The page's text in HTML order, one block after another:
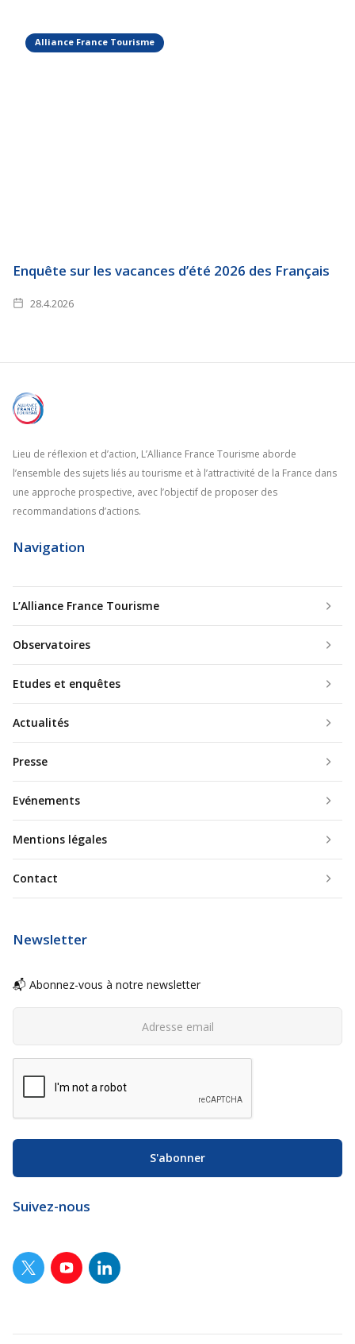
Alliance France Tourisme
Enquête sur les vacances d’été 2026 des Français
28.4.2026
Lieu de réflexion et d’action, L’Alliance France Tourisme aborde
l’ensemble des sujets liés au tourisme et à l’attractivité de la France dans
une approche prospective, avec l’objectif de proposer des
recommandations d’actions.
Navigation
L’Alliance France Tourisme
Observatoires
Etudes et enquêtes
Actualités
Presse
Evénements
Mentions légales
Contact
Newsletter
📬 Abonnez-vous à notre newsletter
Suivez-nous